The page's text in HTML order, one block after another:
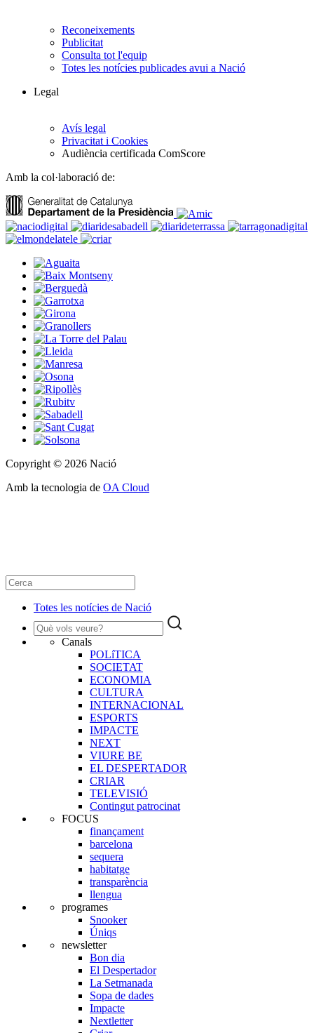
Reconeixements
Publicitat
Consulta tot l'equip
Totes les notícies publicades avui a Nació
Legal
Avís legal
Privacitat i Cookies
Audiència certificada ComScore
Amb la col·laboració de:
Copyright © 2026 Nació
Amb la tecnologia de OA Cloud
Totes les notícies de Nació
Canals
POLíTICA
SOCIETAT
ECONOMIA
CULTURA
INTERNACIONAL
ESPORTS
IMPACTE
NEXT
VIURE BE
EL DESPERTADOR
CRIAR
TELEVISIÓ
Contingut patrocinat
FOCUS
finançament
barcelona
sequera
habitatge
transparència
llengua
programes
Snooker
Úniqs
newsletter
Bon dia
El Despertador
La Setmanada
Sopa de dades
Impacte
Nextletter